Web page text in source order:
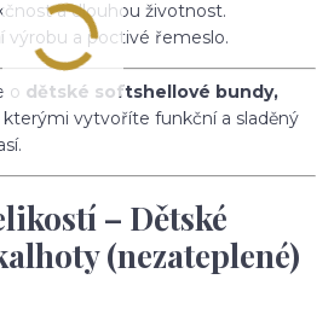
a dlouhou životnost.
výrobu a poctivé řemeslo.
o dětské softshellové bundy,
kterými vytvoříte funkční a sladěný
– Dětské
(nezateplené)